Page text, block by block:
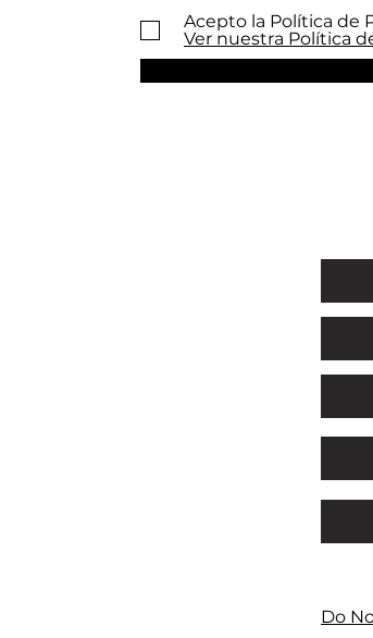
Acepto la Política de
Ver nuestra Política
Do